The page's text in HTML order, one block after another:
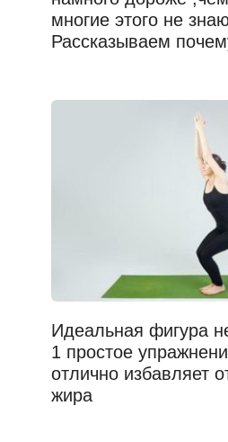
многие этого не
Рассказываем
Идеальная фигура
1 простое
отлично избавляет
жира